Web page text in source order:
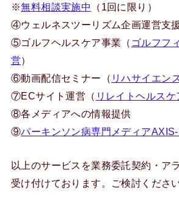
※無料相談実施中
（1回に限り）
④ウェルネスツーリズム企画運営支
⑤ゴルフヘルスケア事業（ ゴルフフ
営）
⑥動画配信セミナー（ リハサイエン
⑦ECサイト運営（ リレイトヘルスケ
⑧各メディアへの情報提供
⑨パーキンソン病専門メディア
以上のサービスを業務委託契約・ア
受け付けております。ご検討ください